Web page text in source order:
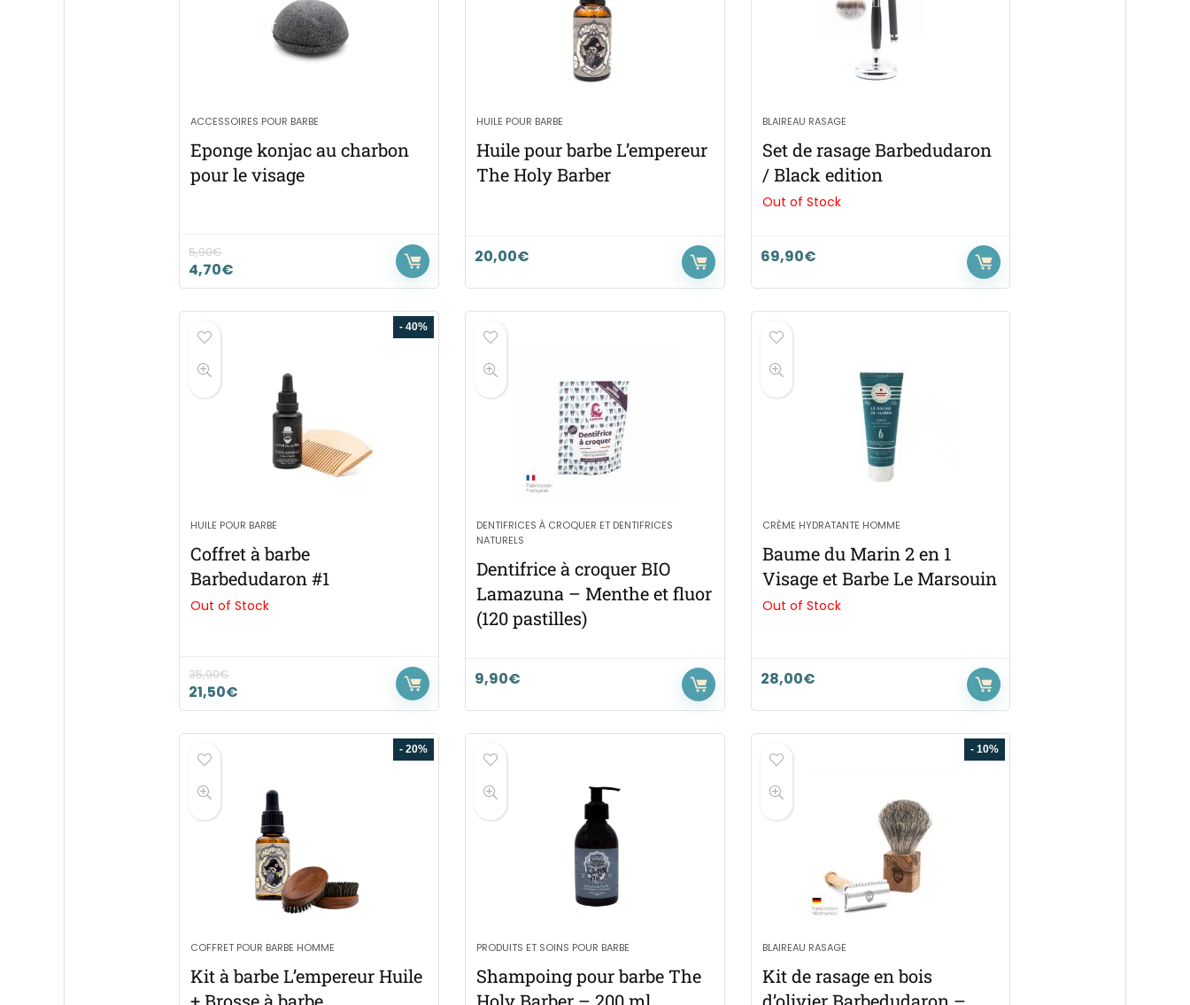
ACCESSOIRES POUR BARBE
Eponge konjac au charbon
pour le visage
5,90€
4,70€
HUILE POUR BARBE
Huile pour barbe L’empereur
The Holy Barber
20,00€
BLAIREAU RASAGE
Set de rasage Barbedudaron
/ Black edition
Out of Stock
69,90€
- 40%
HUILE POUR BARBE
Coffret à barbe
Barbedudaron #1
Out of Stock
35,90€
21,50€
DENTIFRICES À CROQUER ET DENTIFRICES
NATURELS
Dentifrice à croquer BIO
Lamazuna – Menthe et fluor
(120 pastilles)
9,90€
CRÈME HYDRATANTE HOMME
Baume du Marin 2 en 1
Visage et Barbe Le Marsouin
Out of Stock
28,00€
- 20%
COFFRET POUR BARBE HOMME
Kit à barbe L’empereur Huile
PRODUITS ET SOINS POUR BARBE
Shampoing pour barbe The
- 10%
BLAIREAU RASAGE
Kit de rasage en bois